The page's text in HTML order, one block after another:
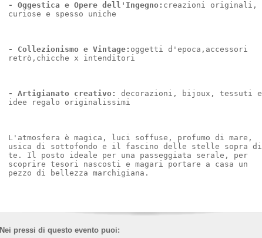
- Oggestica e Opere dell'Ingegno: creazioni originali,
curiose e spesso uniche
- Collezionismo e Vintage: oggetti d'epoca,accessori
retrò,chicche x intenditori
- Artigianato creativo:
decorazioni, bijoux, tessuti e
idee regalo originalissimi
L'atmosfera è magica, luci soffuse, profumo di mare,
usica di sottofondo e il fascino delle stelle sopra di
te. Il posto ideale per una passeggiata serale, per
scoprire tesori nascosti e magari portare a casa un
pezzo di bellezza marchigiana.
Nei pressi di questo evento puoi: